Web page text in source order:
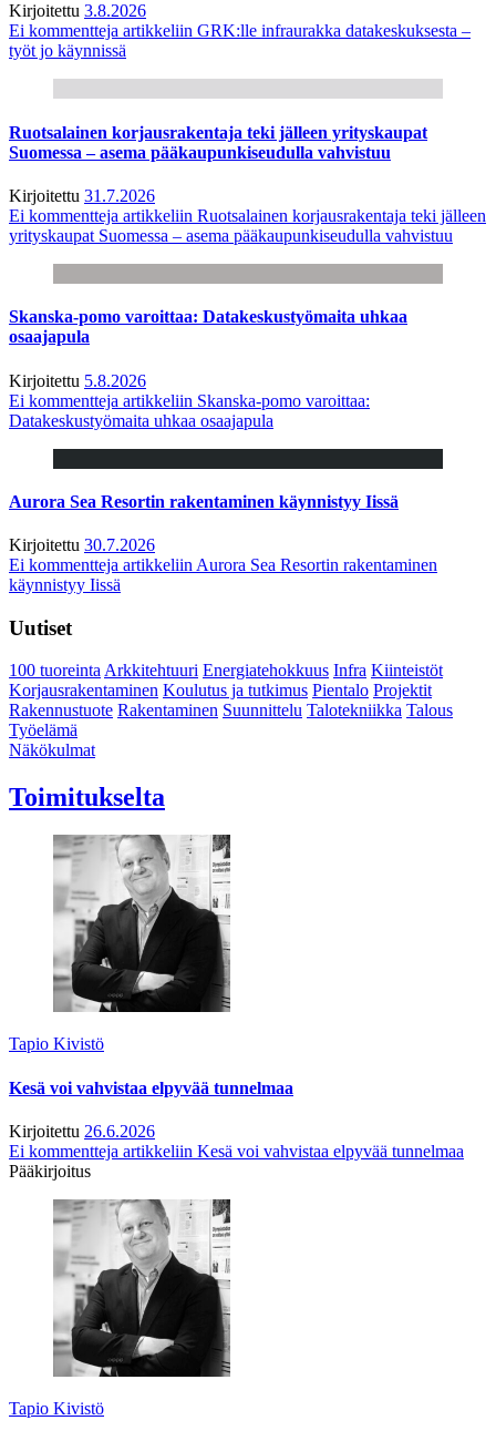
Kirjoitettu 3.8.2026
Ei kommentteja artikkeliin GRK:lle infraurakka datakeskuksesta –
työt jo käynnissä
Ruotsalainen korjausrakentaja teki jälleen yrityskaupat
Suomessa – asema pääkaupunkiseudulla vahvistuu
Kirjoitettu 31.7.2026
Ei kommentteja artikkeliin Ruotsalainen korjausrakentaja teki jälleen
yrityskaupat Suomessa – asema pääkaupunkiseudulla vahvistuu
Skanska-pomo varoittaa: Datakeskustyömaita uhkaa
osaajapula
Kirjoitettu 5.8.2026
Ei kommentteja artikkeliin Skanska-pomo varoittaa:
Datakeskustyömaita uhkaa osaajapula
Aurora Sea Resortin rakentaminen käynnistyy Iissä
Kirjoitettu 30.7.2026
Ei kommentteja artikkeliin Aurora Sea Resortin rakentaminen
käynnistyy Iissä
Uutiset
100 tuoreintaArkkitehtuuri Energiatehokkuus Infra Kiinteistöt
Korjausrakentaminen Koulutus ja tutkimus Pientalo Projektit
Rakennustuote Rakentaminen Suunnittelu Talotekniikka Talous
Työelämä
Näkökulmat
Toimitukselta
Tapio Kivistö
Kesä voi vahvistaa elpyvää tunnelmaa
Kirjoitettu 26.6.2026
Ei kommentteja artikkeliin Kesä voi vahvistaa elpyvää tunnelmaa
Pääkirjoitus
Tapio Kivistö